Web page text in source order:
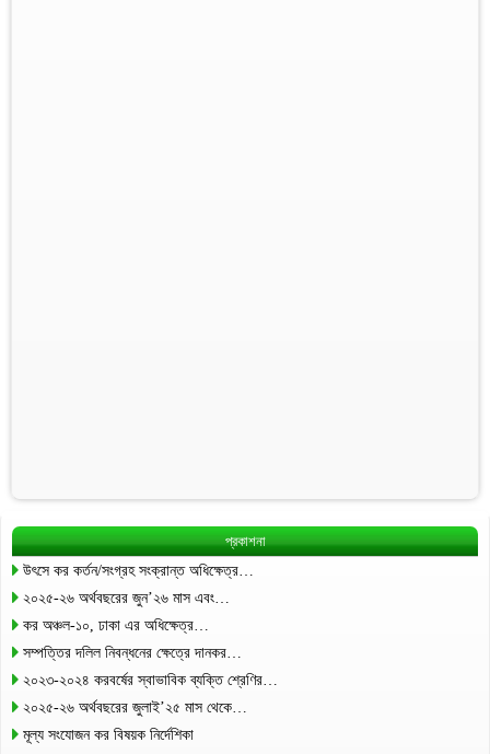
প্রকাশনা
উৎসে কর কর্তন/সংগ্রহ সংক্রান্ত অধিক্ষেত্র…
২০২৫-২৬ অর্থবছরের জুন’২৬ মাস এবং…
কর অঞ্চল-১০, ঢাকা এর অধিক্ষেত্র…
সম্পত্তির দলিল নিবন্ধনের ক্ষেত্রে দানকর…
২০২৩-২০২৪ করবর্ষের স্বাভাবিক ব্যক্তি শ্রেণির…
২০২৫-২৬ অর্থবছরের জুলাই’২৫ মাস থেকে…
মূল্য সংযোজন কর বিষয়ক নির্দেশিকা